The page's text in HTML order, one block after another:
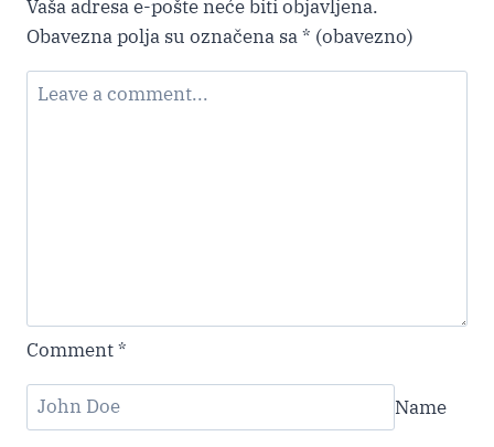
Vaša adresa e-pošte neće biti objavljena.
Obavezna polja su označena sa* (obavezno)
Comment*
Name